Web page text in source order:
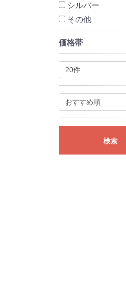
シルバー
その他
価格帯
検索